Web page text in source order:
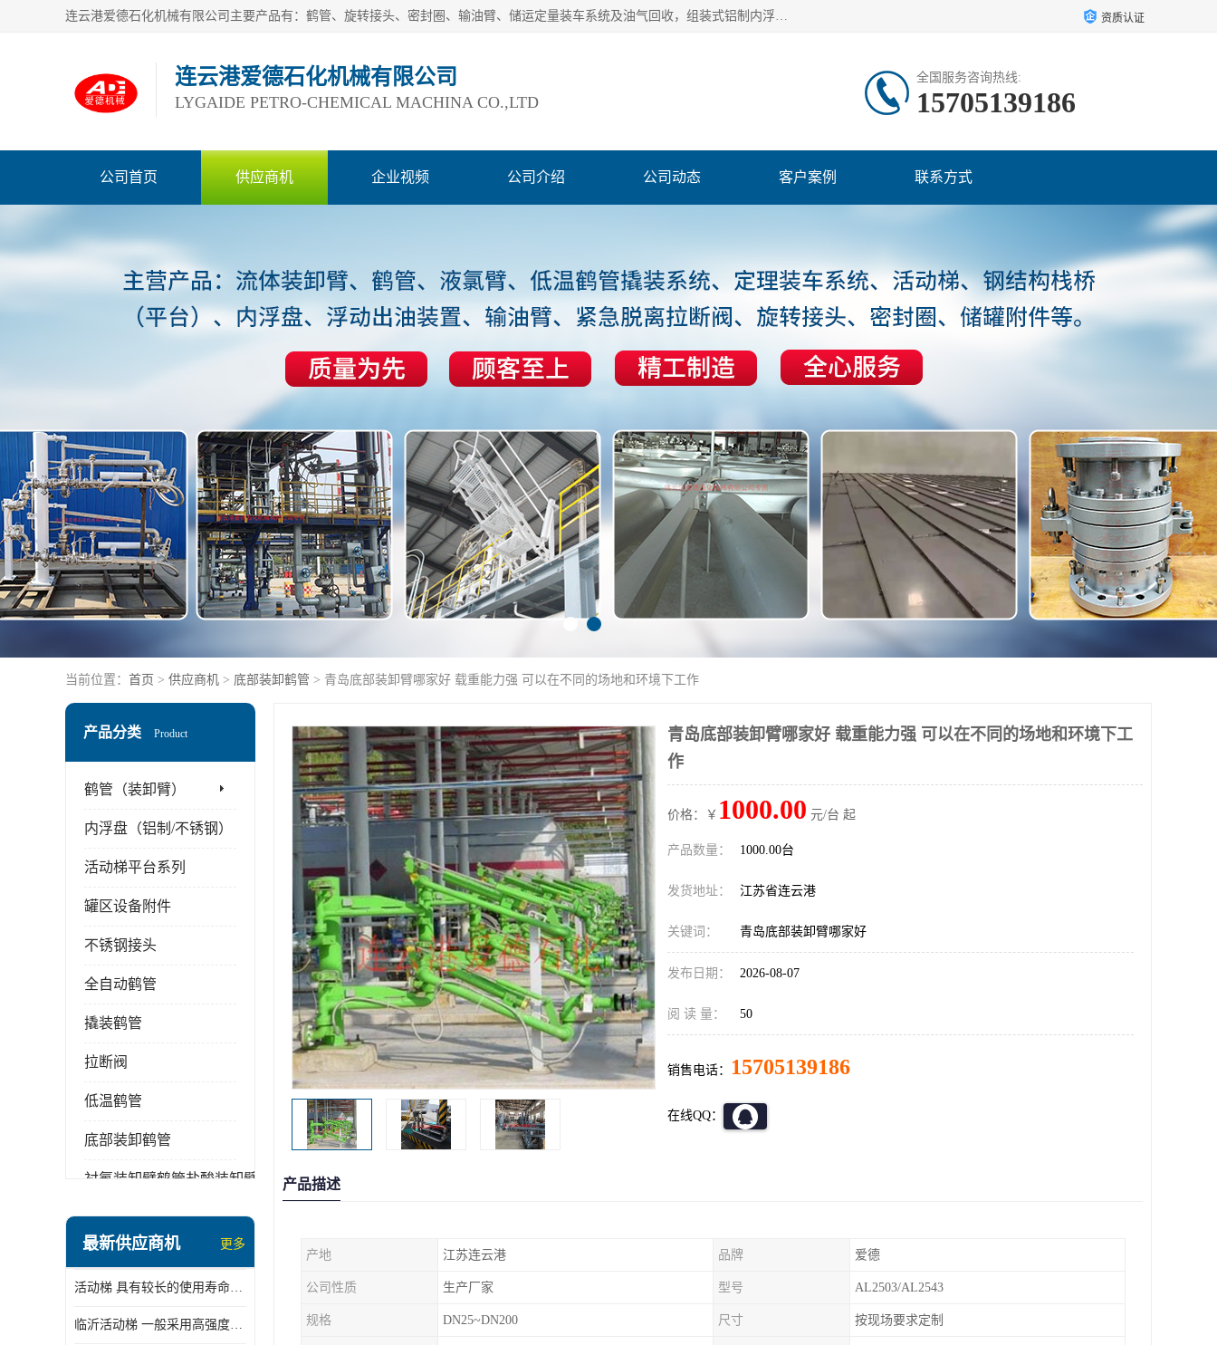
连云港爱德石化机械有限公司主要产品有：鹤管、旋转接头、密封圈、输油臂、储运定量装车系统及油气回收，组装式铝制内浮盘及油罐附件、钢结构栈桥/平台、活动梯、紧急脱离拉断阀等。完备的制造和检测手段以及高素质的员工确保了产品的质量。 资质认证
连云港爱德石化机械有限公司
LYGAIDE PETRO-CHEMICAL MACHINA CO.,LTD
全国服务咨询热线:
15705139186
公司首页 供应商机 企业视频 公司介绍 公司动态 客户案例 联系方式
当前位置： 首页 > 供应商机 > 底部装卸鹤管 > 青岛底部装卸臂哪家好 载重能力强 可以在不同的场地和环境下工作
产品分类 Product
鹤管（装卸臂）
内浮盘（铝制/不锈钢）
活动梯平台系列
罐区设备附件
不锈钢接头
全自动鹤管
撬装鹤管
拉断阀
低温鹤管
底部装卸鹤管
衬氟装卸臂鹤管盐酸装卸臂
顶部装卸车鹤管
液氨液化气鹤管
定量装车系统
最新供应商机 更多
活动梯 具有较长的使用寿命和耐用性 一般采用高强度材料制造
临沂活动梯 一般采用高强度材料制造 可以用于多种不同的任务
青岛底部装卸臂哪家好 载重能力强 可以在不同的场地和环境下工
作
价格：￥ 1000.00 元/台 起
产品数量： 1000.00台
发货地址： 江苏省连云港
关键词： 青岛底部装卸臂哪家好
发布日期： 2026-08-07
阅 读 量： 50
销售电话： 15705139186
在线QQ：
产品描述
产地 江苏连云港 品牌 爱德
公司性质 生产厂家 型号 AL2503/AL2543
规格 DN25~DN200 尺寸 按现场要求定制